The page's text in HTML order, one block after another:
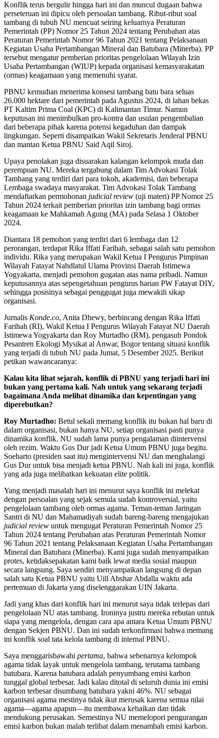
Konflik terus bergulir hingga hari ini dan muncul dugaan bahwa
perseteruan ini dipicu oleh persoalan tambang. Ribut-ribut soal
tambang di tubuh NU mencuat seiring keluarnya Peraturan
Pemerintah (PP) Nomor 25 Tahun 2024 tentang Perubahan atas
Peraturan Pemerintah Nomor 96 Tahun 2021 tentang Pelaksanaan
Kegiatan Usaha Pertambangan Mineral dan Batubara (Minerba). PP
tersebut mengatur pemberian prioritas pengelolaan Wilayah Izin
Usaha Pertambangan (WIUP) kepada organisasi kemasyarakatan
(ormas) keagamaan yang memenuhi syarat.
PBNU kemudian menerima konsesi tambang batu bara seluas
26.000 hektare dari pemerintah pada Agustus 2024, di lahan bekas
PT Kaltim Prima Coal (KPC) di Kalimantan Timur. Namun
keputusan ini menimbulkan pro-kontra dan usulan pengembalian
dari beberapa pihak karena potensi kegaduhan dan dampak
lingkungan. Seperti disampaikan Wakil Sekretaris Jenderal PBNU
dan mantan Ketua PBNU Said Aqil Siroj.
Upaya penolakan juga disuarakan kalangan kelompok muda dan
perempuan NU. Mereka tergabung dalam Tim Advokasi Tolak
Tambang yang terdiri dari para tokoh, akademisi, dan beberapa
Lembaga swadaya masyarakat. Tim Advokasi Tolak Tambang
mendaftarkan permohonan judicial review (uji materi) PP Nomor 25
Tahun 2024 terkait pemberian prioritas izin tambang bagi ormas
keagamaan ke Mahkamah Agung (MA) pada Selasa 1 Oktober
2024.
Diantara 18 pemohon yang terdiri dari 6 lembaga dan 12
perorangan, terdapat Rika Iffati Farihah, sebagai salah satu pemohon
individu. Rika yang merupakan Wakil Ketua I Pengurus Pimpinan
Wilayah Fatayat Nahdlatul Ulama Provinsi Daerah Istimewa
Yogyakarta, menjadi pemohon gugatan atas nama pribadi. Namun
keputusannya atas sepengetahuan pengurus harian PW Fatayat DIY,
sehingga posisinya sebagai penggugat juga mewakili sikap
organisasi.
Jurnalis Konde.co, Anita Dhewy, berbincang dengan Rika Iffati
Farihah (RI), Wakil Ketua I Pengurus Wilayah Fatayat NU Daerah
Istimewa Yogyakarta dan Roy Murtadho (RM), pengasuh Pondok
Pesantren Ekologi Mysikat al Anwar, Bogor tentang situasi konflik
yang terjadi di tubuh NU pada Jumat, 5 Desember 2025. Berikut
petikan wawancaranya:
Kalau kita lihat sejarah, konflik di PBNU yang terjadi hari ini
bukan yang pertama kali. Nah untuk yang sekarang terjadi
bagaimana Anda melihat dinamika dan kepentingan yang
diperebutkan?
Roy Murtadho: Betul sekali memang konflik itu bukan hal baru di
dalam organisasi, bukan hanya NU, setiap organisasi pasti punya
dinamika konflik. NU sudah lama punya pengalaman diintervensi
oleh rezim. Waktu Gus Dur jadi Ketua Umum PBNU juga begitu.
Soeharto (presiden saat itu) mengintervensi NU dan menghalangi
Gus Dur untuk bisa menjadi ketua PBNU. Nah kali ini juga, konflik
yang ada juga melibatkan kekuatan elite politik.
Yang menjadi masalah hari ini menurut saya konflik ini melekat
dengan persoalan yang sejak semula sudah kontroversial, yaitu
pengelolaan tambang oleh ormas agama. Teman-teman Jaringan
Santri di NU dan Mahamadiyah sudah bareng-bareng mengajukan
judicial review untuk mengugat Peraturan Pemerintah Nomor 25
Tahun 2024 tentang Perubahan atas Peraturan Pemerintah Nomor
96 Tahun 2021 tentang Pelaksanaan Kegiatan Usaha Pertambangan
Mineral dan Batubara (Minerba). Kami juga sudah menyampaikan
protes, ketidaksepakatan kami baik lewat media sosial maupun
secara langsung. Saya sendiri menyampaikan langsung di depan
salah satu Ketua PBNU yaitu Uill Abshar Abdalla waktu ada
pertemuan di Jakarta yang diselenggarakan UIN Jakarta.
Jadi yang khas dari konflik hari ini menurut saya tidak terlepas dari
pengelolaan NU atas tambang. Ironinya justru mereka rebutan untuk
siapa yang mengelola, dengan cara apa antara Ketua Umum PBNU
dengan Sekjen PBNU. Dan ini sudah terkonfirmasi bahwa memang
ini konflik soal tata kelola tambang di internal PBNU.
Saya menggarisbawahi pertama, bahwa sebenarnya kelompok
agama tidak layak untuk mengelola tambang, terutama tambang
batubara. Karena batubara adalah penyumbang emisi karbon
tunggal global terbesar. Jadi kalau ditotal di seluruh dunia ini emisi
karbon terbesar disumbang batubara yakni 46%. NU sebagai
organisasi agama mestinya tidak ikut merusak karena semua nilai
agama—agama apapun—itu membawa kebaikan dan tidak
mendukung perusakan. Semestinya NU memelopori pengurangan
emisi karbon bukan malah terlibat dalam menambah emisi karbon.